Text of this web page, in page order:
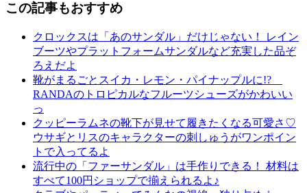
この記事もおすすめ
クロックスは「あのサンダル」だけじゃない！ レイン
ブーツやプラットフォームサンダルなど充実した品ぞ
ろえだよ
靴がまるごとスイカ・レモン・パイナップルに!?
RANDAのトロピカルなフルーツシューズがかわいい
っ
クッピーラムネの靴下が見せて履きたくなる可愛さ♡
ウサギとリスのキャラクターの刺しゅうがワンポイン
トで入ってるよ
流行中の「ファーサンダル」は手作りできる！ 材料は
すべて100円ショップで揃えられるよ♪